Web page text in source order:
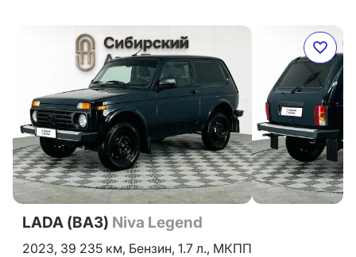
LADA (ВАЗ) Niva Legend
2023, 39 235 км, Бензин, 1.7 л., МКПП